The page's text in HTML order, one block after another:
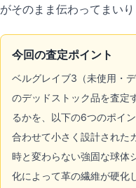
がそのまま伝わってまいり
今回の査定ポイント
ベルグレイブ3（未使用・
のデッドストック品を査定
るかを、以下の6つのポイ
合わせて小さく設計された
時と変わらない強固な球体
化によって革の繊維が硬化